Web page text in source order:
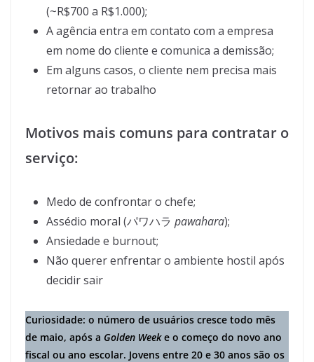
(~R$700 a R$1.000);
A agência entra em contato com a empresa
em nome do cliente e comunica a demissão;
Em alguns casos, o cliente nem precisa mais
retornar ao trabalho
Motivos mais comuns para contratar o
serviço:
Medo de confrontar o chefe;
Assédio moral (パワハラ pawahara);
Ansiedade e burnout;
Não querer enfrentar o ambiente hostil após
decidir sair
Curiosidade: o número de usuários cresce todo mês
de maio, após a Golden Weeke o começo do novo ano
fiscal ou ano escolar. Jovens entre 20 e 30 anos são os